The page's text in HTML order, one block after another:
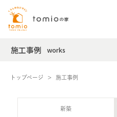
施工事例 works
トップページ 施工事例
新築